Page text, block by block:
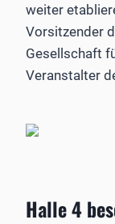
weiter
Vorsitzender
Gesellschaft
Veranstalter
Halle 4